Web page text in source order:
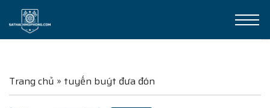
Trang chủ » tuyến buýt đưa đón